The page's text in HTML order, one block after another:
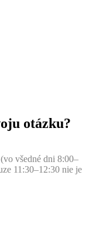
otázku?
(vo všedné dni 8:00–
11:30–12:30 nie je